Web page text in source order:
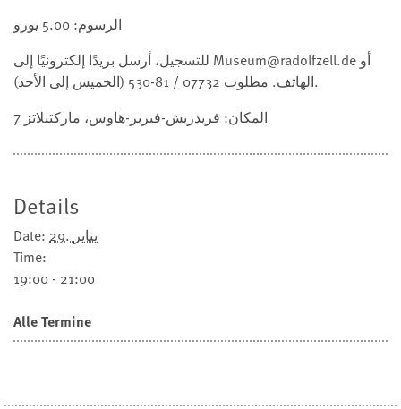
الرسوم: 5.00 يورو
للتسجيل، أرسل بريدًا إلكترونيًا إلى Museum@radolfzell.de أو
الهاتف. مطلوب 07732 / 81-530 (الخميس إلى الأحد).
المكان: فريدريش-فيربر-هاوس، ماركتبلاتز 7
Details
Date:
29. يناير
Time:
19:00 - 21:00
Alle Termine